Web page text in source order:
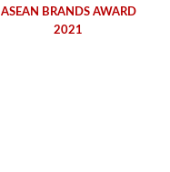
ASEAN BRANDS AWARD
2021